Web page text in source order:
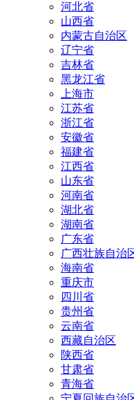
河北省
山西省
内蒙古自治区
辽宁省
吉林省
黑龙江省
上海市
江苏省
浙江省
安徽省
福建省
江西省
山东省
河南省
湖北省
湖南省
广东省
广西壮族自治
海南省
重庆市
四川省
贵州省
云南省
西藏自治区
陕西省
甘肃省
青海省